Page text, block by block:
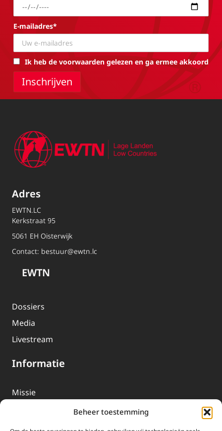
Beheer toestemming
E-mailadres*
Ik heb de voorwaarden gelezen en ga ermee akkoord
Adres
EWTN.LC
Kerkstraat 95
5061 EH Oisterwijk
Contact: bestuur@ewtn.lc
EWTN
Dossiers
Media
Livestream
Informatie
Missie